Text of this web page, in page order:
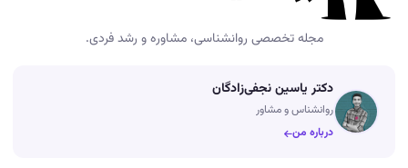
مجله تخصصی روانشناسی، مشاوره و رشد فردی.
دکتر یاسین نجفی‌زادگان
روانشناس و مشاور
درباره من